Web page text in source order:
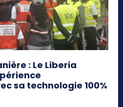
: Le Liberia
sa technologie 100%